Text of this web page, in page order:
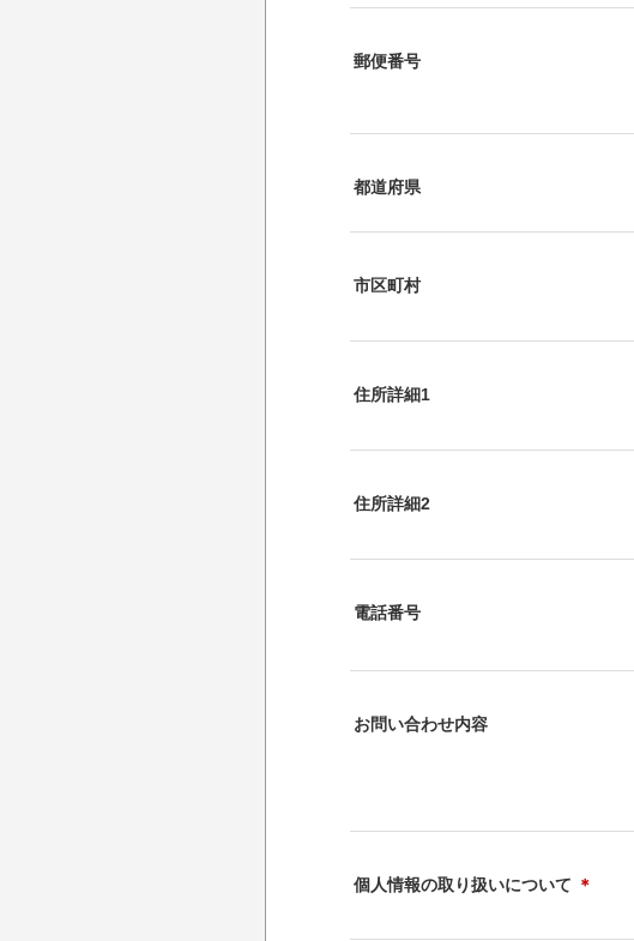
郵便番号
都道府県
市区町村
住所詳細1
住所詳細2
電話番号
お問い合わせ内容
個人情報の取り扱いについて ＊